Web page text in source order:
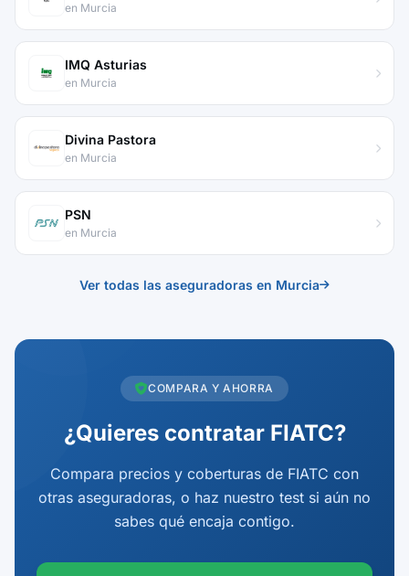
en Murcia
IMQ Asturias
en Murcia
Divina Pastora
en Murcia
PSN
en Murcia
Ver todas las aseguradoras en Murcia
COMPARA Y AHORRA
¿Quieres contratar FIATC?
Compara precios y coberturas de FIATC con
otras aseguradoras, o haz nuestro test si aún no
sabes qué encaja contigo.